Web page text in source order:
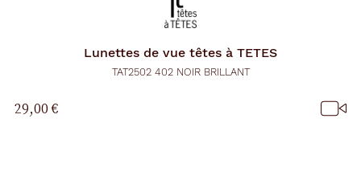
Lunettes de vue têtes à TETES
TAT2502 402 NOIR BRILLANT
29,00 €